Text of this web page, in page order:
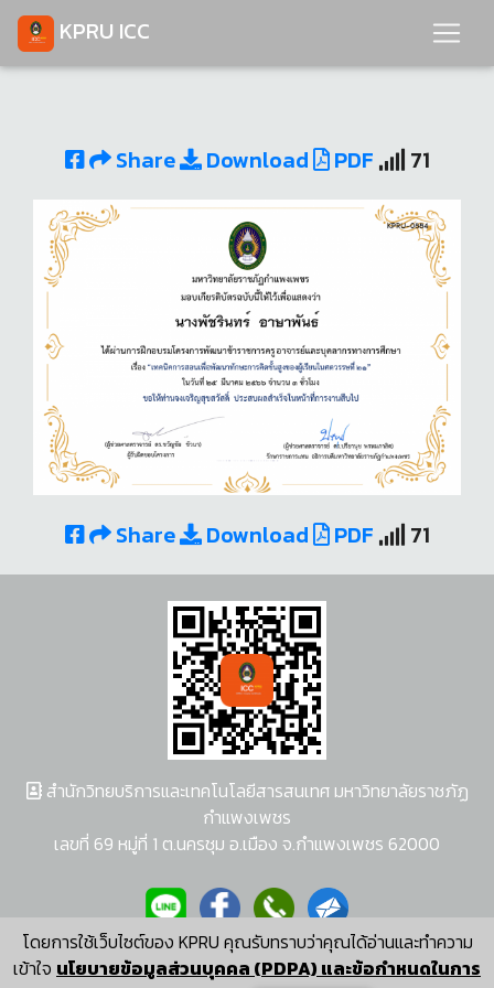
KPRU ICC
Share Download PDF 71
Share Download PDF 71
โดยการใช้เว็บไซต์ของ KPRU คุณรับทราบว่าคุณได้อ่านและทำความ
เข้าใจ นโยบายข้อมูลส่วนบุคคล (PDPA) และข้อกำหนดในการ
สำนักวิทยบริการและเทคโนโลยีสารสนเทศ มหาวิทยาลัยราชภัฏ
กำแพงเพชร
เลขที่ 69 หมู่ที่ 1 ต.นครชุม อ.เมือง จ.กำแพงเพชร 62000
ผู้พัฒนาระบบ อนุชา พวงผกา